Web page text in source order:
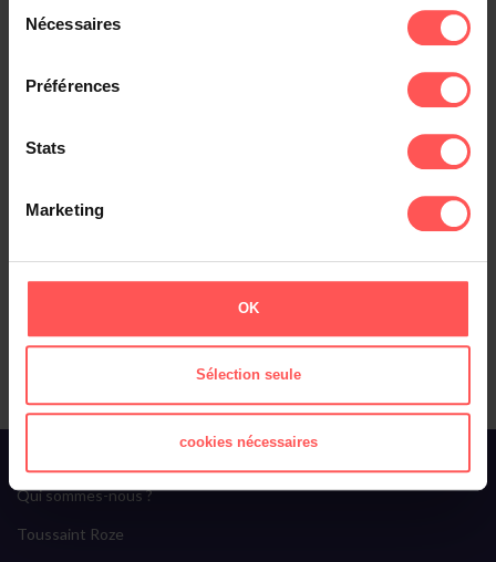
Nécessaires
Préférences
Stats
Marketing
OK
Sélection seule
cookies nécessaires
Recensement de 1901
Recensement de 1921
Recensement de 1936
Autres recensements en France
Qui sommes-nous ?
Toussaint Roze